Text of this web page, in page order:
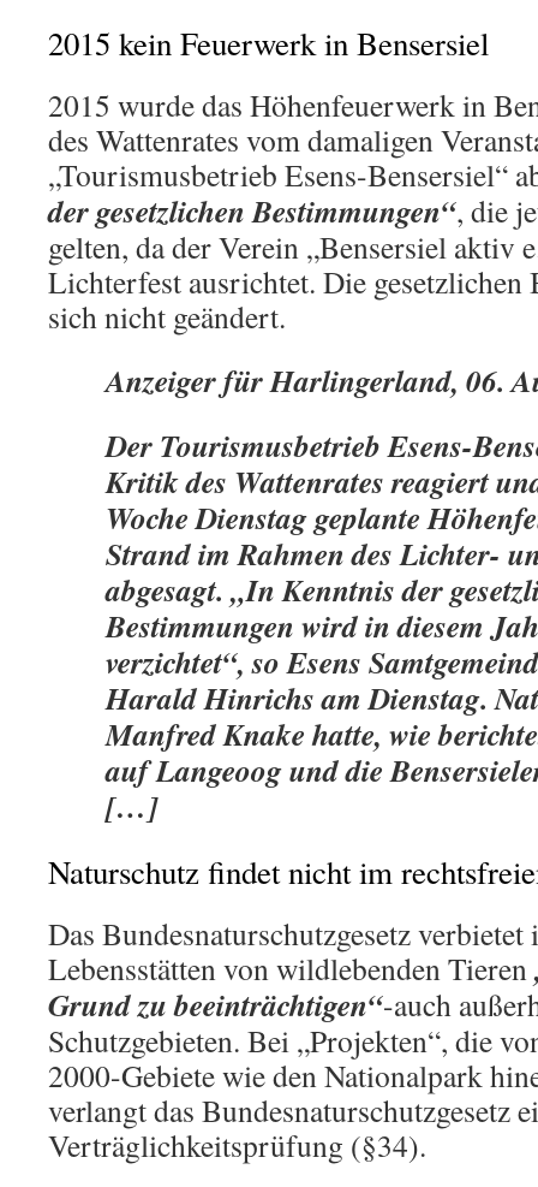
2015 kein Feuerwerk in Bensersiel
2015 wurde das Höhenfeuerwerk in
des Wattenrates vom damaligen
„Tourismusbetrieb Esens-Bensersiel“
der gesetzlichen Bestimmungen“, die
gelten, da der Verein „Bensersiel aktiv
Lichterfest ausrichtet. Die gesetzlichen
sich nicht geändert.
Anzeiger für Harlingerland, 06.
Der Tourismusbetrieb Esens-
Kritik des Wattenrates reagiert
Woche Dienstag geplante
Strand im Rahmen des Lichter-
abgesagt. „In Kenntnis der
Bestimmungen wird in diesem
verzichtet“, so Esens
Harald Hinrichs am Dienstag.
Manfred Knake hatte, wie
auf Langeoog und die
[…]
Naturschutz findet nicht im
Das Bundesnaturschutzgesetz verbietet
Lebensstätten von wildlebenden Tieren
Grund zu beeinträchtigen“-auch
Schutzgebieten. Bei „Projekten“, die
2000-Gebiete wie den Nationalpark
verlangt das Bundesnaturschutzgesetz
Verträglichkeitsprüfung (§34).